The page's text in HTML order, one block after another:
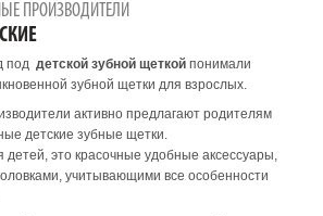
ПРОИЗВОДИТЕЛИ
под детской зубной щеткойпонимали
зубной щетки для взрослых.
активно предлагают родителям
детские зубные щетки.
это красочные удобные аксессуары,
учитывающими все особенности